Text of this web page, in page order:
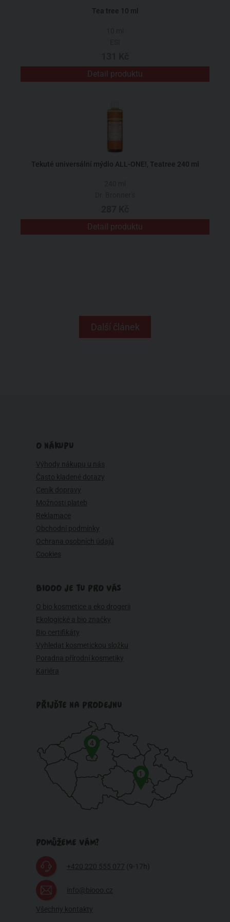
Tea tree 10 ml
Detail produktu
Tekuté universální mýdlo ALL-ONE!, Teatree 240 ml
Detail produktu
Další článek
O NÁKUPU
Výhody nákupu u nás
Často kladené dotazy
Ceník dopravy
Možnosti plateb
Reklamace
Obchodní podmínky
Ochrana osobních údajů
Cookies
BIOOO JE TU PRO VÁS
O bio kosmetice a eko drogerii
Ekologické a bio značky
Bio certifikáty
Vyhledat kosmetickou složku
Poradna přírodní kosmetiky
Kariéra
PŘIJĎTE NA PRODEJNU
1
4
POMŮŽEME VÁM?
+420 220 555 077 (9-17h)
info@biooo.cz
Všechny kontakty